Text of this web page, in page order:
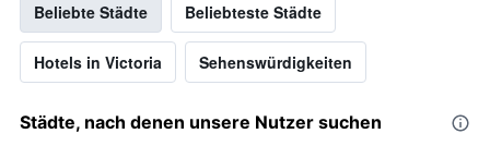
Beliebte Städte Beliebteste Städte
Hotels in Victoria Sehenswürdigkeiten
Städte, nach denen unsere Nutzer suchen